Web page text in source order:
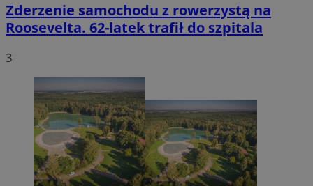
Zderzenie samochodu z rowerzystą na
Roosevelta. 62-latek trafił do szpitala
3